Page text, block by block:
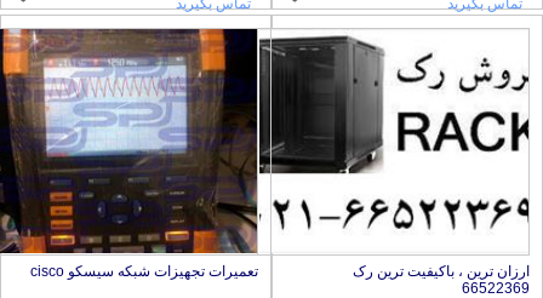
تماس بگیرید تماس بگیرید
ترین ، باکیفیت ترین رک
تعمیرات تجهیزات شبکه سیسکو cisco